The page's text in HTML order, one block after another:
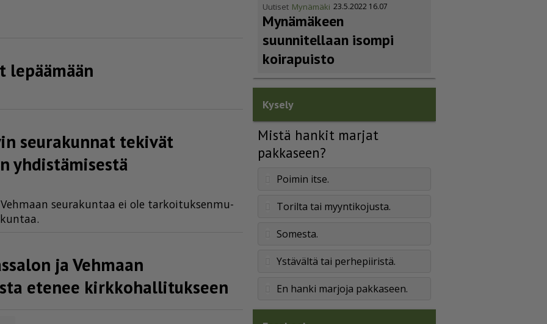
seurakunnat tekivät
yhdistämisestä
seu­ra­kun­taa ei ole tar­koi­tuk­sen­mu­
ja Vehmaan
etenee kirkko­hal­li­tukseen
Uutiset Mynämäki 23.5.2022 16.07
Mynämäkeen
suunnitellaan isompi
koirapuisto
Kysely
Mistä hankit marjat
pakkaseen?
Poimin itse.
Torilta tai myyntikojusta.
Somesta.
Ystävältä tai perhepiiristä.
En hanki marjoja pakkaseen.